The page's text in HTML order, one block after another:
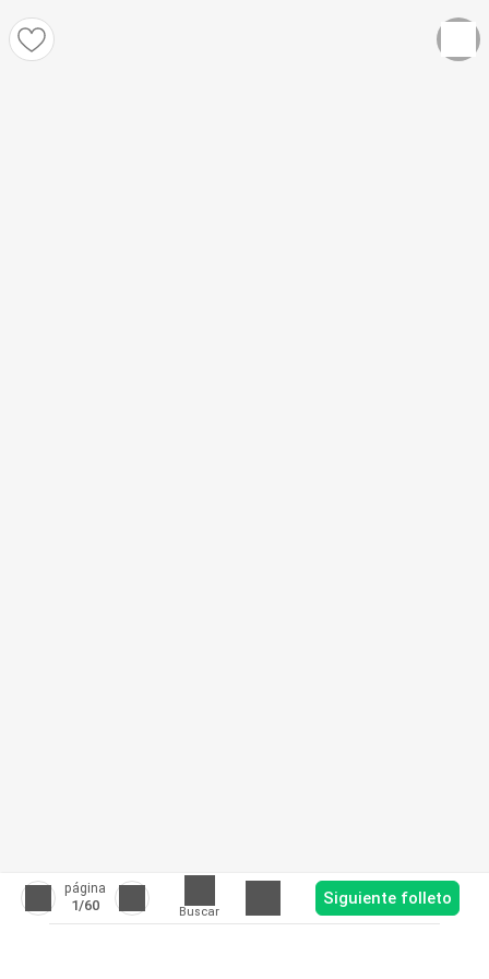
página
1/60 Buscar
Siguiente folleto